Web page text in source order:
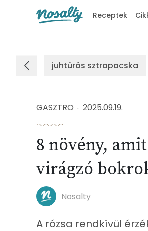
Receptek
juhtúrós sztrapacska
GASZTRO 2025.09.19.
8 növény,
virágzó
Nosalty
A rózsa rendkívül